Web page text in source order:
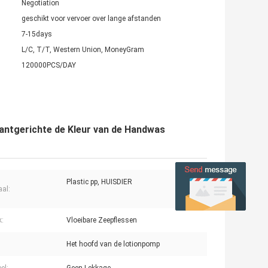
Negotiation
geschikt voor vervoer over lange afstanden
7-15days
L/C, T/T, Western Union, MoneyGram
120000PCS/DAY
de Kleur van de Handwas
Plastic pp, HUISDIER
Vloeibare Zeepflessen
Het hoofd van de lotionpomp